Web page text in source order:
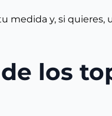
medida y, si quieres,
los